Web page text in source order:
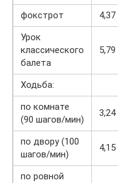
фокстрот
4,37
Урок
классического
балета
5,79
Ходьба:
по комнате
(90 шагов/мин)
3,24
по двору (100
шагов/мин)
4,15
по ровной